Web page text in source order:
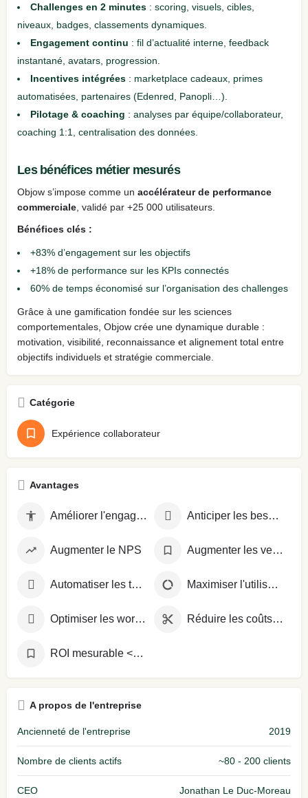
Challenges en 2 minutes : scoring, visuels, cibles,
niveaux, badges, classements dynamiques.
Engagement continu : fil d’actualité interne, feedback
instantané, avatars, progression.
Incentives intégrées : marketplace cadeaux, primes
automatisées, partenaires (Edenred, Panopli…).
Pilotage & coaching : analyses par équipe/collaborateur,
coaching 1:1, centralisation des données.
Les bénéfices métier mesurés
Objow s’impose comme un accélérateur de performance
commerciale , validé par +25 000 utilisateurs.
Bénéfices clés :
+83% d’engagement sur les objectifs
+18% de performance sur les KPIs connectés
60% de temps économisé sur l’organisation des challenges
Grâce à une gamification fondée sur les sciences
comportementales, Objow crée une dynamique durable :
motivation, visibilité, reconnaissance et alignement total entre
objectifs individuels et stratégie commerciale.
Catégorie
Expérience collaborateur
Avantages
Améliorer l'engagement collaborateur Anticiper les besoins clients
Augmenter le NPS Augmenter les ventes additionnelles (cross-sell/up-sell)
Automatiser les tâches répétitives Maximiser l'utilisation des ressources
Optimiser les workflows Réduire les coûts opérationnels
ROI mesurable <6 mois
A propos de l'entreprise
Ancienneté de l'entreprise 2019
Nombre de clients actifs ~80 - 200 clients
CEO Jonathan Le Duc‑Moreau